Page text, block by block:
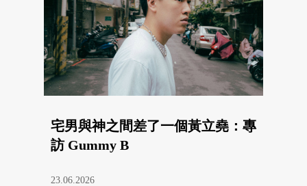
宅男與神之間差了一個黃立堯：專
訪 Gummy B
23.06.2026